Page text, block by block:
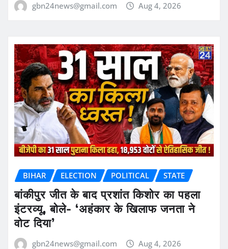
gbn24news@gmail.com Aug 4, 2026
BIHAR ELECTION POLITICAL STATE
बांकीपुर जीत के बाद प्रशांत किशोर का पहला
इंटरव्यू, बोले- ‘अहंकार के खिलाफ जनता ने
वोट दिया’
gbn24news@gmail.com Aug 4, 2026